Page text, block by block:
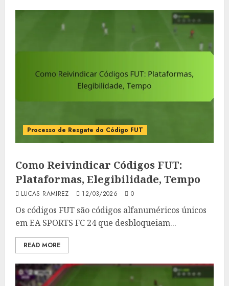
Processo de Resgate do Código FUT
Como Reivindicar Códigos FUT:
Plataformas, Elegibilidade, Tempo
LUCAS RAMIREZ 12/03/2026 0
Os códigos FUT são códigos alfanuméricos únicos
em EA SPORTS FC 24 que desbloqueiam...
READ MORE